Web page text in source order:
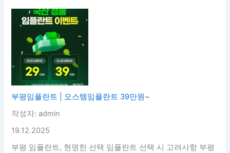
부평임플란트 | 오스템임플란트 39만원~
작성자: admin
19.12.2025
부평 임플란트, 현명한 선택 임플란트 선택 시 고려사항 부평